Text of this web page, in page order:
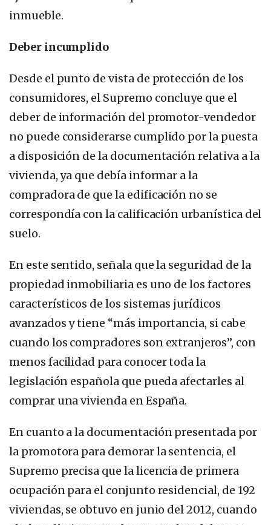
inmueble.
Deber incumplido
Desde el punto de vista de protección de los
consumidores, el Supremo concluye que el
deber de información del promotor-vendedor
no puede considerarse cumplido por la puesta
a disposición de la documentación relativa a la
vivienda, ya que debía informar a la
compradora de que la edificación no se
correspondía con la calificación urbanística del
suelo.
En este sentido, señala que la seguridad de la
propiedad inmobiliaria es uno de los factores
característicos de los sistemas jurídicos
avanzados y tiene “más importancia, si cabe
cuando los compradores son extranjeros”, con
menos facilidad para conocer toda la
legislación española que pueda afectarles al
comprar una vivienda en España.
En cuanto a la documentación presentada por
la promotora para demorar la sentencia, el
Supremo precisa que la licencia de primera
ocupación para el conjunto residencial, de 192
viviendas, se obtuvo en junio del 2012, cuando